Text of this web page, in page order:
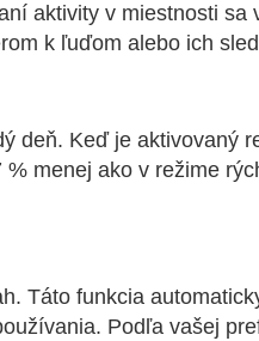
aktivity v miestnosti sa
k ľuďom alebo ich
deň. Keď je aktivovaný
menej ako v režime
Táto funkcia
Podľa vašej